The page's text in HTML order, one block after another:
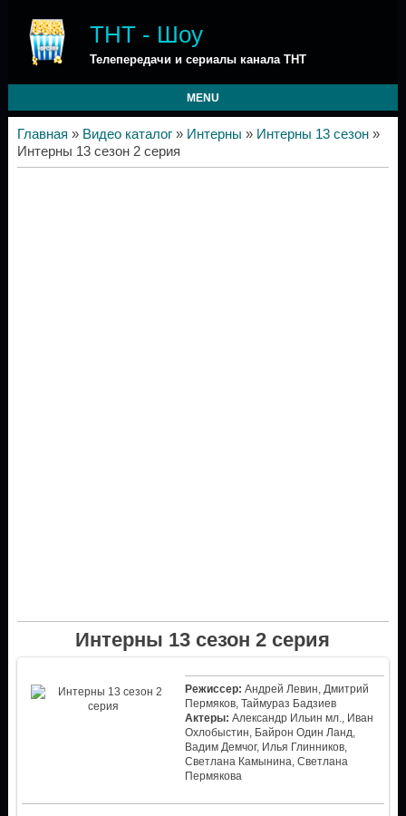
ТНТ - Шоу
Телепередачи и сериалы канала ТНТ
MENU
Главная » Видео каталог» Интерны » Интерны 13 сезон»
Интерны 13 сезон 2 серия
Интерны 13 сезон 2 серия
Режиссер: Андрей Левин, Дмитрий
Пермяков, Таймураз Бадзиев
Актеры: Александр Ильин мл., Иван
Охлобыстин, Байрон Один Ланд,
Вадим Демчог, Илья Глинников,
Светлана Камынина, Светлана
Пермякова